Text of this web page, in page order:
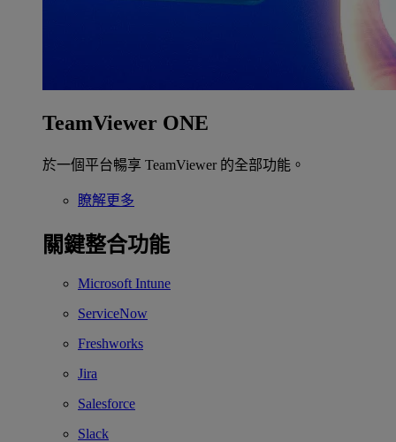
TeamViewer ONE
於一個平台暢享 TeamViewer 的全部功能。
瞭解更多
關鍵整合功能
Microsoft Intune
ServiceNow
Freshworks
Jira
Salesforce
Slack